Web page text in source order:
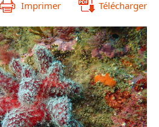
Imprimer Télécharger